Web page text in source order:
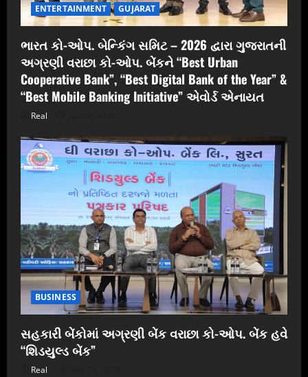
ENTERTAINMENT GUJARAT
ભારત કો-ઓપ. બેન્કિંગ સમિટ – 2026 દ્વારા ગુજરાતની
અગ્રણી વરાછા કો-ઓપ. બેંકને “Best Urban
Cooperative Bank”, “Best Digital Bank of the Year” &
“Best Mobile Banking Initiative” એવોર્ડ એનાયત
Real
BUSINESS
સહકારી બેંકોમાં અગ્રણી બેંક વરાછા કો-ઓપ. બેંક હવે
“શિડયુલ્ડ બેંક”
Real